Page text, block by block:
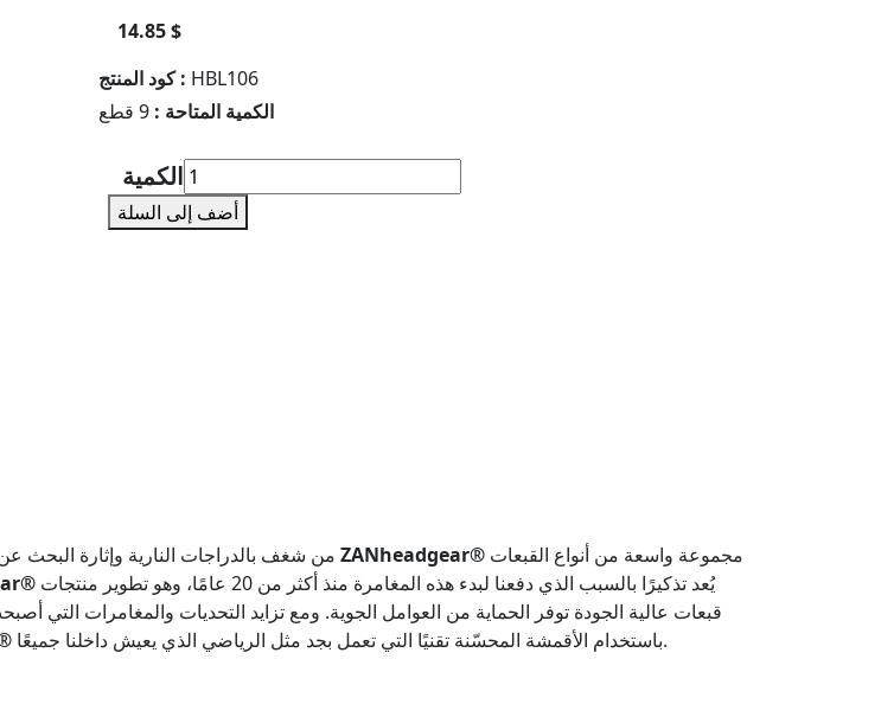
14.85 $
كود المنتج : HBL106
الكمية المتاحة : 9 قطع
الكمية
أضف إلى السلة
ZANheadgear®
قبعات عالية الجودة توفر الحماية من العوامل الجوية. ومع تزايد التحديات والمغامرات التي
باستخدام الأقمشة المحسّنة تقنيًا التي تعمل بجد مثل الرياضي الذي يعيش داخلنا جميعًا.